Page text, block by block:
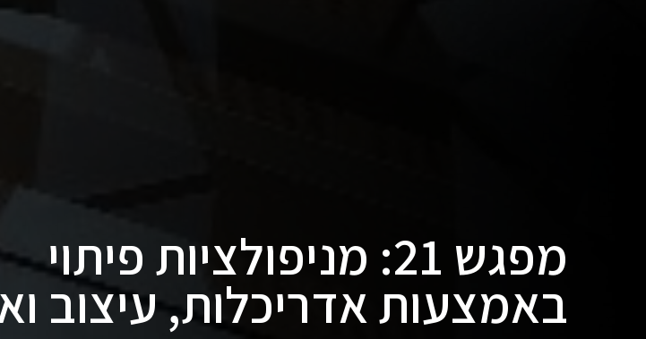
מפגש 21: מניפולציות פיתוי
באמצעות אדריכלות, עיצוב